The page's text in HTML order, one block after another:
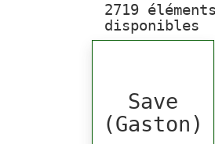
2719 éléments
disponibles
Save
(Gaston)